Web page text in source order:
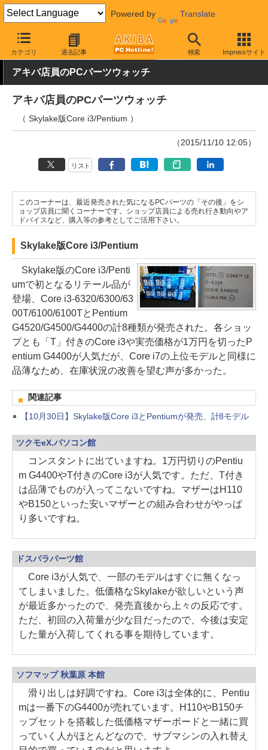
Powered by Translate
カテゴリ 過去記事 検索 Impressサイト
AKIBA PC Hotline! PCパーツ CPU
アキバ店員のPCパーツウォッチ
アキバ店員のPCパーツウォッチ
（ Skylake版Core i3/Pentium ）
（2015/11/10 12:05）
リスト
このコーナーは、最近発売された気になるPCパーツの「その後」をシ
ョップ店員に聞くコーナーです。ショップ店員による売れ行き動向やア
ドバイスなど、購入等の参考としてご活用下さい。
Skylake版Core i3/Pentium
Skylake版のCore i3/Penti
umで初となるリテール品が
登場、Core i3-6320/6300/63
00T/6100/6100TとPentium
G4520/G4500/G4400の計8種類が発売された。各ショッ
プとも「T」付きのCore i3や実売価格が1万円を切ったP
entium G4400が人気だが、Core i7の上位モデルと同様に
品薄なため、在庫状況の改善を望む声が多かった。
関連記事
【10月30日】Skylake版Core i3とPentiumが発売、計8モデル
ツクモeX.パソコン館
コンスタントに出ていますね。1万円切りのPentiu
m G4400やT付きのCore i3が人気です。ただ、T付き
は品薄でものが入ってこないですね。マザーはH110
やB150といった安いマザーとの組み合わせがやっぱ
り多いですね。
ドスパラパーツ館
Core i3が人気で、一部のモデルはすぐに無くなっ
てしまいました。低価格なSkylakeが欲しいという声
が最近多かったので、発売直後から上々の反応です。
ただ、初回の入荷量が少な目だったので、今後は安定
した量が入荷してくれる事を期待しています。
ソフマップ 秋葉原 本館
滑り出しは好調ですね。Core i3は全体的に、Pentiu
mは一番下のG4400が売れています。H110やB150チ
ップセットを搭載した低価格マザーボードと一緒に買
っていく人がほとんどなので、サブマシンの入れ替え